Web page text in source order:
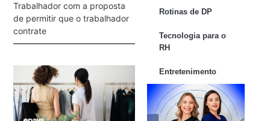
Trabalhador com a proposta
de permitir que o trabalhador
contrate
Rotinas de DP
Tecnologia para o
RH
Entretenimento